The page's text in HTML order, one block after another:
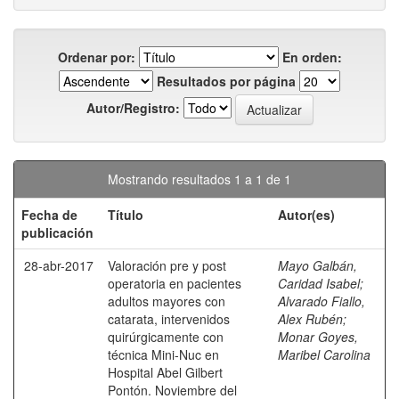
Ordenar por:
En orden:
Resultados por página
Autor/Registro:
Mostrando resultados 1 a 1 de 1
Fecha de
publicación
Título Autor(es)
28-abr-2017
Valoración pre y post
operatoria en pacientes
adultos mayores con
catarata, intervenidos
quirúrgicamente con
técnica Mini-Nuc en
Hospital Abel Gilbert
Pontón. Noviembre del
Mayo Galbán,
Caridad Isabel;
Alvarado Fiallo,
Alex Rubén;
Monar Goyes,
Maribel Carolina